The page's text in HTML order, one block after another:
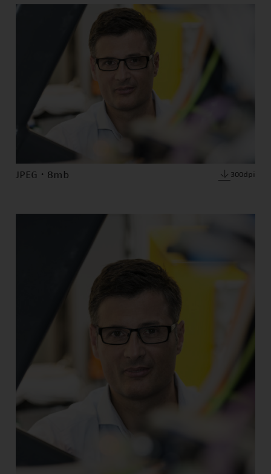
JPEG · 8mb 300dpi